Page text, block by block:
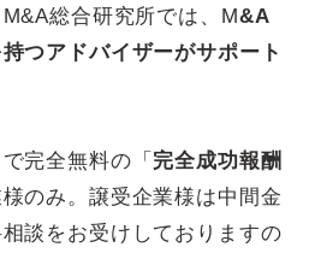
総合研究所では、M&A
つアドバイザーがサポート
完全無料の「 完全成功報酬
のみ。譲受企業様は中間金
談をお受けしておりますの